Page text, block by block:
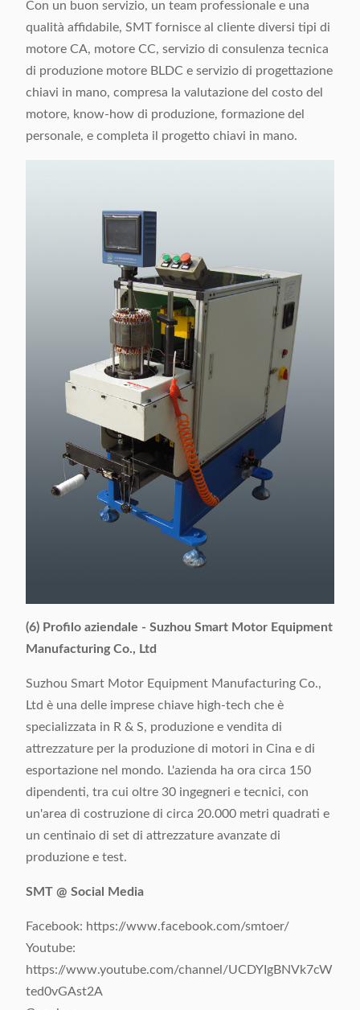
Con un buon servizio, un team professionale e una
qualità affidabile, SMT fornisce al cliente diversi tipi di
motore CA, motore CC, servizio di consulenza tecnica
di produzione motore BLDC e servizio di progettazione
chiavi in ​​mano, compresa la valutazione del costo del
motore, know-how di produzione, formazione del
personale, e completa il progetto chiavi in ​​mano.
(6) Profilo aziendale - Suzhou Smart Motor Equipment
Manufacturing Co., Ltd
Suzhou Smart Motor Equipment Manufacturing Co.,
Ltd è una delle imprese chiave high-tech che è
specializzata in R & S, produzione e vendita di
attrezzature per la produzione di motori in Cina e di
esportazione nel mondo. L'azienda ha ora circa 150
dipendenti, tra cui oltre 30 ingegneri e tecnici, con
un'area di costruzione di circa 20.000 metri quadrati e
un centinaio di set di attrezzature avanzate di
produzione e test.
SMT @ Social Media
Facebook: https://www.facebook.com/smtoer/
Youtube:
https://www.youtube.com/channel/UCDYIgBNVk7cW
ted0vGAst2A